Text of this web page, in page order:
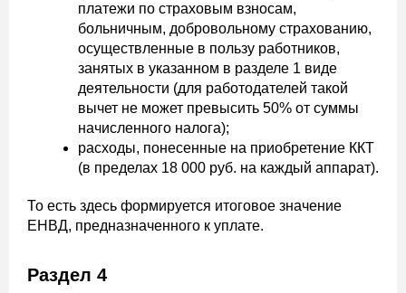
платежи по страховым взносам,
больничным, добровольному страхованию,
осуществленные в пользу работников,
занятых в указанном в разделе 1 виде
деятельности (для работодателей такой
вычет не может превысить 50% от суммы
начисленного налога);
расходы, понесенные на приобретение ККТ
(в пределах 18 000 руб. на каждый аппарат).
То есть здесь формируется итоговое значение
ЕНВД, предназначенного к уплате.
Раздел 4